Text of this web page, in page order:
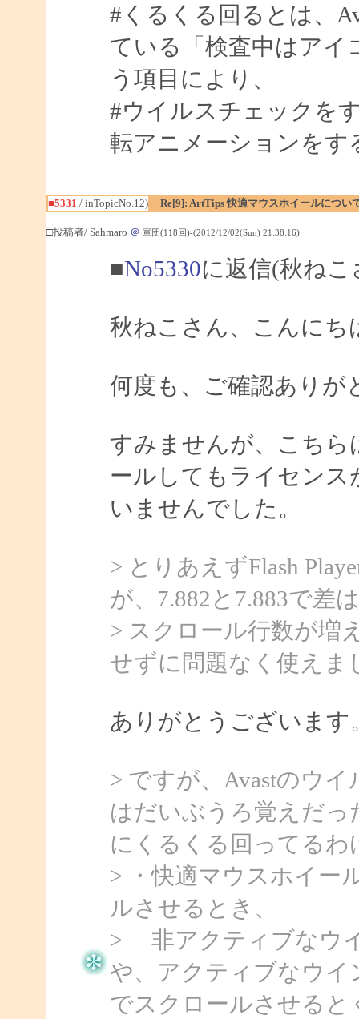
#くるくる回るとは、
ている「検査中はアイ
う項目により、
#ウイルスチェックを
転アニメーションをす
■5331 / inTopicNo.12) Re[9]: ArtTips 快適マウスホイールについ
□投稿者/ Sahmaro ＠ 軍団(118回)-(2012/12/02(Sun) 21:38:16)
■No5330に返信(秋ね
秋ねこさん、こんにち
何度も、ご確認ありが
すみませんが、こち
ールしてもライセン
いませんでした。
> とりあえずFlash
が、7.882と7.883で差
> スクロール行数が増
せずに問題なく使えま
ありがとうございます
> ですが、Avastのウ
はだいぶうろ覚えだ
にくるくる回ってる
> ・快適マウスホイー
ルさせるとき、
> 非アクティブなウ
や、アクティブなウ
でスクロールさせると